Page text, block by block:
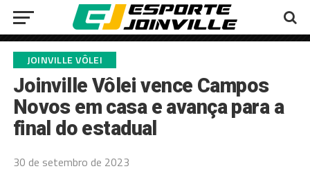
JOINVILLE VÔLEI
Joinville Vôlei vence Campos
Novos em casa e avança para a
final do estadual
30 de setembro de 2023